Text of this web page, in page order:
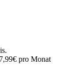
pro Monat